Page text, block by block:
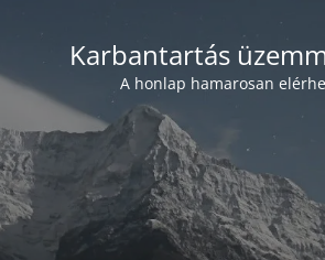
Karbantartás
A honlap hamarosan